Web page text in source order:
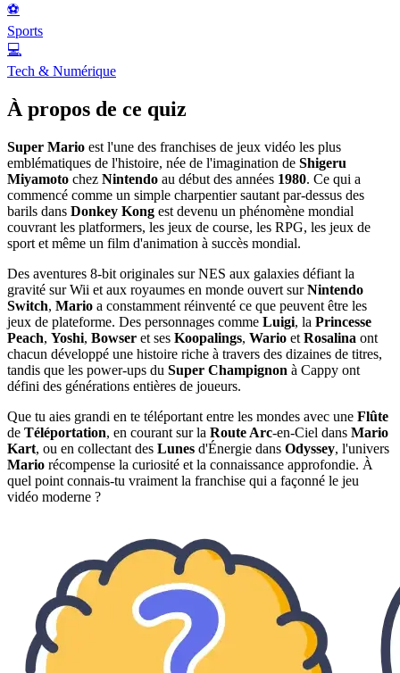
⚽
Sports
💻
Tech & Numérique
À propos de ce quiz
Super Mario est l'une des franchises de jeux vidéo les plus
emblématiques de l'histoire, née de l'imagination de Shigeru
Miyamoto chez Nintendo au début des années 1980. Ce qui a
commencé comme un simple charpentier sautant par-dessus des
barils dans Donkey Kong est devenu un phénomène mondial
couvrant les platformers, les jeux de course, les RPG, les jeux de
sport et même un film d'animation à succès mondial.
Des aventures 8-bit originales sur NES aux galaxies défiant la
gravité sur Wii et aux royaumes en monde ouvert surNintendo
Switch, Mario a constamment réinventé ce que peuvent être les
jeux de plateforme. Des personnages comme Luigi, la Princesse
Peach, Yoshi, Bowser et ses Koopalings, Wario et Rosalina ont
chacun développé une histoire riche à travers des dizaines de titres,
tandis que les power-ups du Super Champignon à Cappy ont
défini des générations entières de joueurs.
Que tu aies grandi en te téléportant entre les mondes avec une Flûte
de Téléportation, en courant sur la Route Arc-en-Ciel dans Mario
Kart, ou en collectant des Lunes d'Énergie dans Odyssey, l'univers
Mario récompense la curiosité et la connaissance approfondie. À
quel point connais-tu vraiment la franchise qui a façonné le jeu
vidéo moderne ?